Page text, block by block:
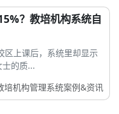
？教培机构系统自
区上课后，系统里却显示
士的质...
培机构管理系统案例&资讯